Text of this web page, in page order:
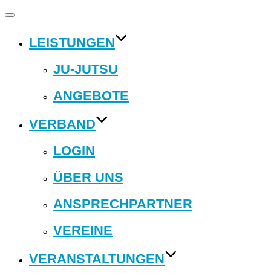
Navigation
LEISTUNGEN
JU-JUTSU
ANGEBOTE
VERBAND
LOGIN
ÜBER UNS
ANSPRECHPARTNER
VEREINE
VERANSTALTUNGEN